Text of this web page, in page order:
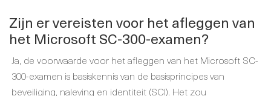
Zijn er vereisten voor het afleggen van
het Microsoft SC-300-examen?
Ja, de voorwaarde voor het afleggen van het Microsoft SC-
300-examen is basiskennis van de basisprincipes van
beveiliging, naleving en identiteit (SCI). Het zou